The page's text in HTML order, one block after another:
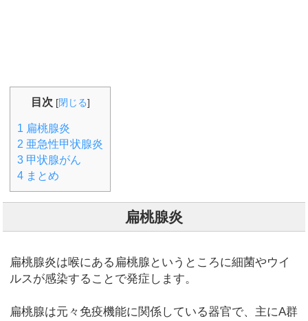
目次 [閉じる]
1 扁桃腺炎
2 亜急性甲状腺炎
3 甲状腺がん
4 まとめ
扁桃腺炎
扁桃腺炎は喉にある扁桃腺というところに細菌やウイ
ルスが感染することで発症します。
扁桃腺は元々免疫機能に関係している器官で、主にA群